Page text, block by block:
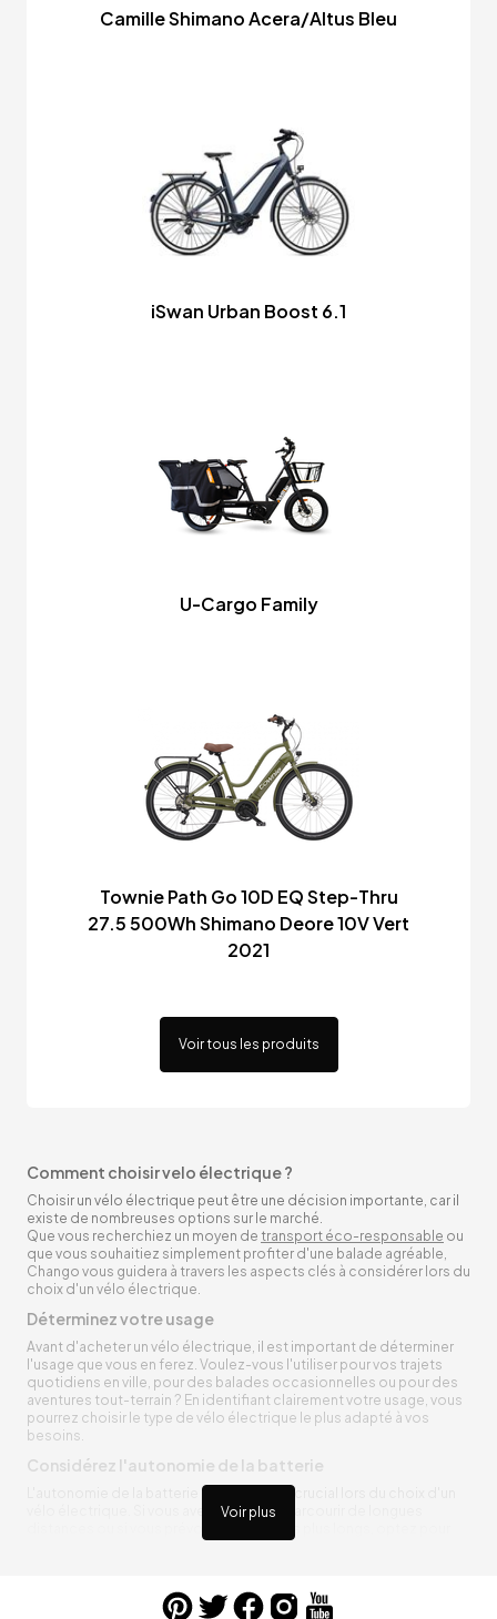
Camille Shimano Acera/Altus Bleu
iSwan Urban Boost 6.1
U-Cargo Family
Townie Path Go 10D EQ Step-Thru
27.5 500Wh Shimano Deore 10V Vert
2021
Voir tous les produits
Voir plus
Comment choisir velo électrique ?
Choisir un vélo électrique peut être une décision importante, car il
existe de nombreuses options sur le marché.
Que vous recherchiez un moyen de transport éco-responsable ou
que vous souhaitiez simplement profiter d'une balade agréable,
Chango vous guidera à travers les aspects clés à considérer lors du
choix d'un vélo électrique.
Déterminez votre usage
Avant d'acheter un vélo électrique, il est important de déterminer
l'usage que vous en ferez. Voulez-vous l'utiliser pour vos trajets
quotidiens en ville, pour des balades occasionnelles ou pour des
aventures tout-terrain ? En identifiant clairement votre usage, vous
pourrez choisir le type de vélo électrique le plus adapté à vos
besoins.
Considérez l'autonomie de la batterie
L'autonomie de la batterie est un facteur crucial lors du choix d'un
vélo électrique. Si vous avez besoin de parcourir de longues
Évaluez le système de motorisation